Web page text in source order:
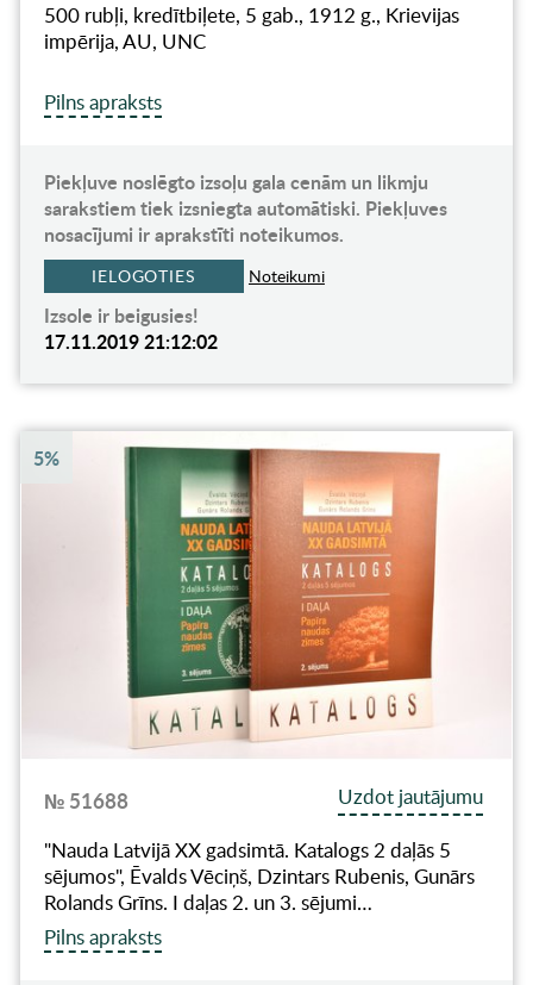
500 rubļi, kredītbiļete, 5 gab., 1912 g., Krievijas
impērija, AU, UNC
Pilns apraksts
Piekļuve noslēgto izsoļu gala cenām un likmju
sarakstiem tiek izsniegta automātiski. Piekļuves
nosacījumi ir aprakstīti noteikumos.
IELOGOTIES Noteikumi
Izsole ir beigusies!
17.11.2019 21:12:02
5%
№ 51688
Uzdot jautājumu
"Nauda Latvijā XX gadsimtā. Katalogs 2 daļās 5
sējumos", Ēvalds Vēciņš, Dzintars Rubenis, Gunārs
Rolands Grīns. I daļas 2. un 3. sējumi…
Pilns apraksts